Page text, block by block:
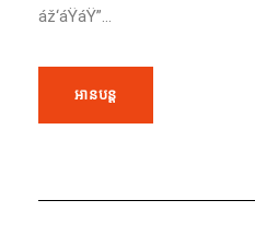
áž‘áŸáŸ”...
អានបន្ត